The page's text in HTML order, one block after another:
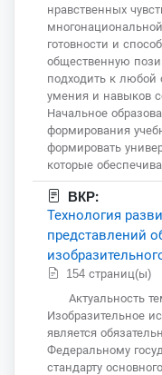
нравственных
готовности и
общественную
подходить к любой
умения и навыков
Начальное
формирования
формировать
которые
ВКР:
Технология
представлений
154 страниц(ы)
Актуальность
Изобразительное
является
Федеральному
стандарту